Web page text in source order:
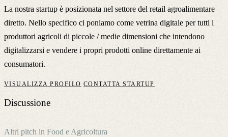
La nostra startup è posizionata nel settore del retail agroalimentare
diretto. Nello specifico ci poniamo come vetrina digitale per tutti i
produttori agricoli di piccole / medie dimensioni che intendono
digitalizzarsi e vendere i propri prodotti online direttamente ai
consumatori.
VISUALIZZA PROFILO CONTATTA STARTUP
Discussione
Altri pitch in Food e Agricoltura